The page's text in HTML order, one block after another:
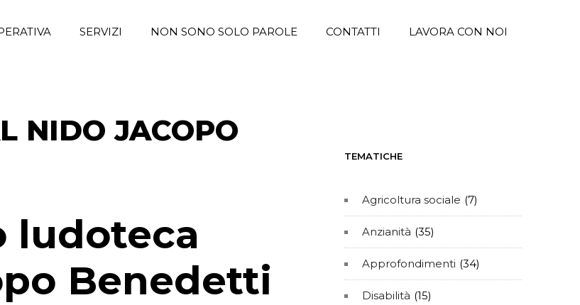
SERVIZI NON SONO SOLO PAROLE CONTATTI LAVORA CON NOI
NIDO JACOPO
ludoteca
Benedetti
TEMATICHE
Agricoltura sociale (7)
Anzianità (35)
Approfondimenti (34)
Disabilità (15)